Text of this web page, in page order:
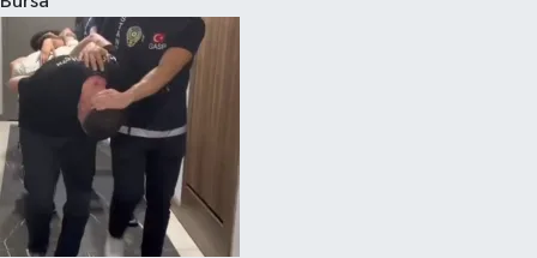
Eğitim
Sağlık
Magazin